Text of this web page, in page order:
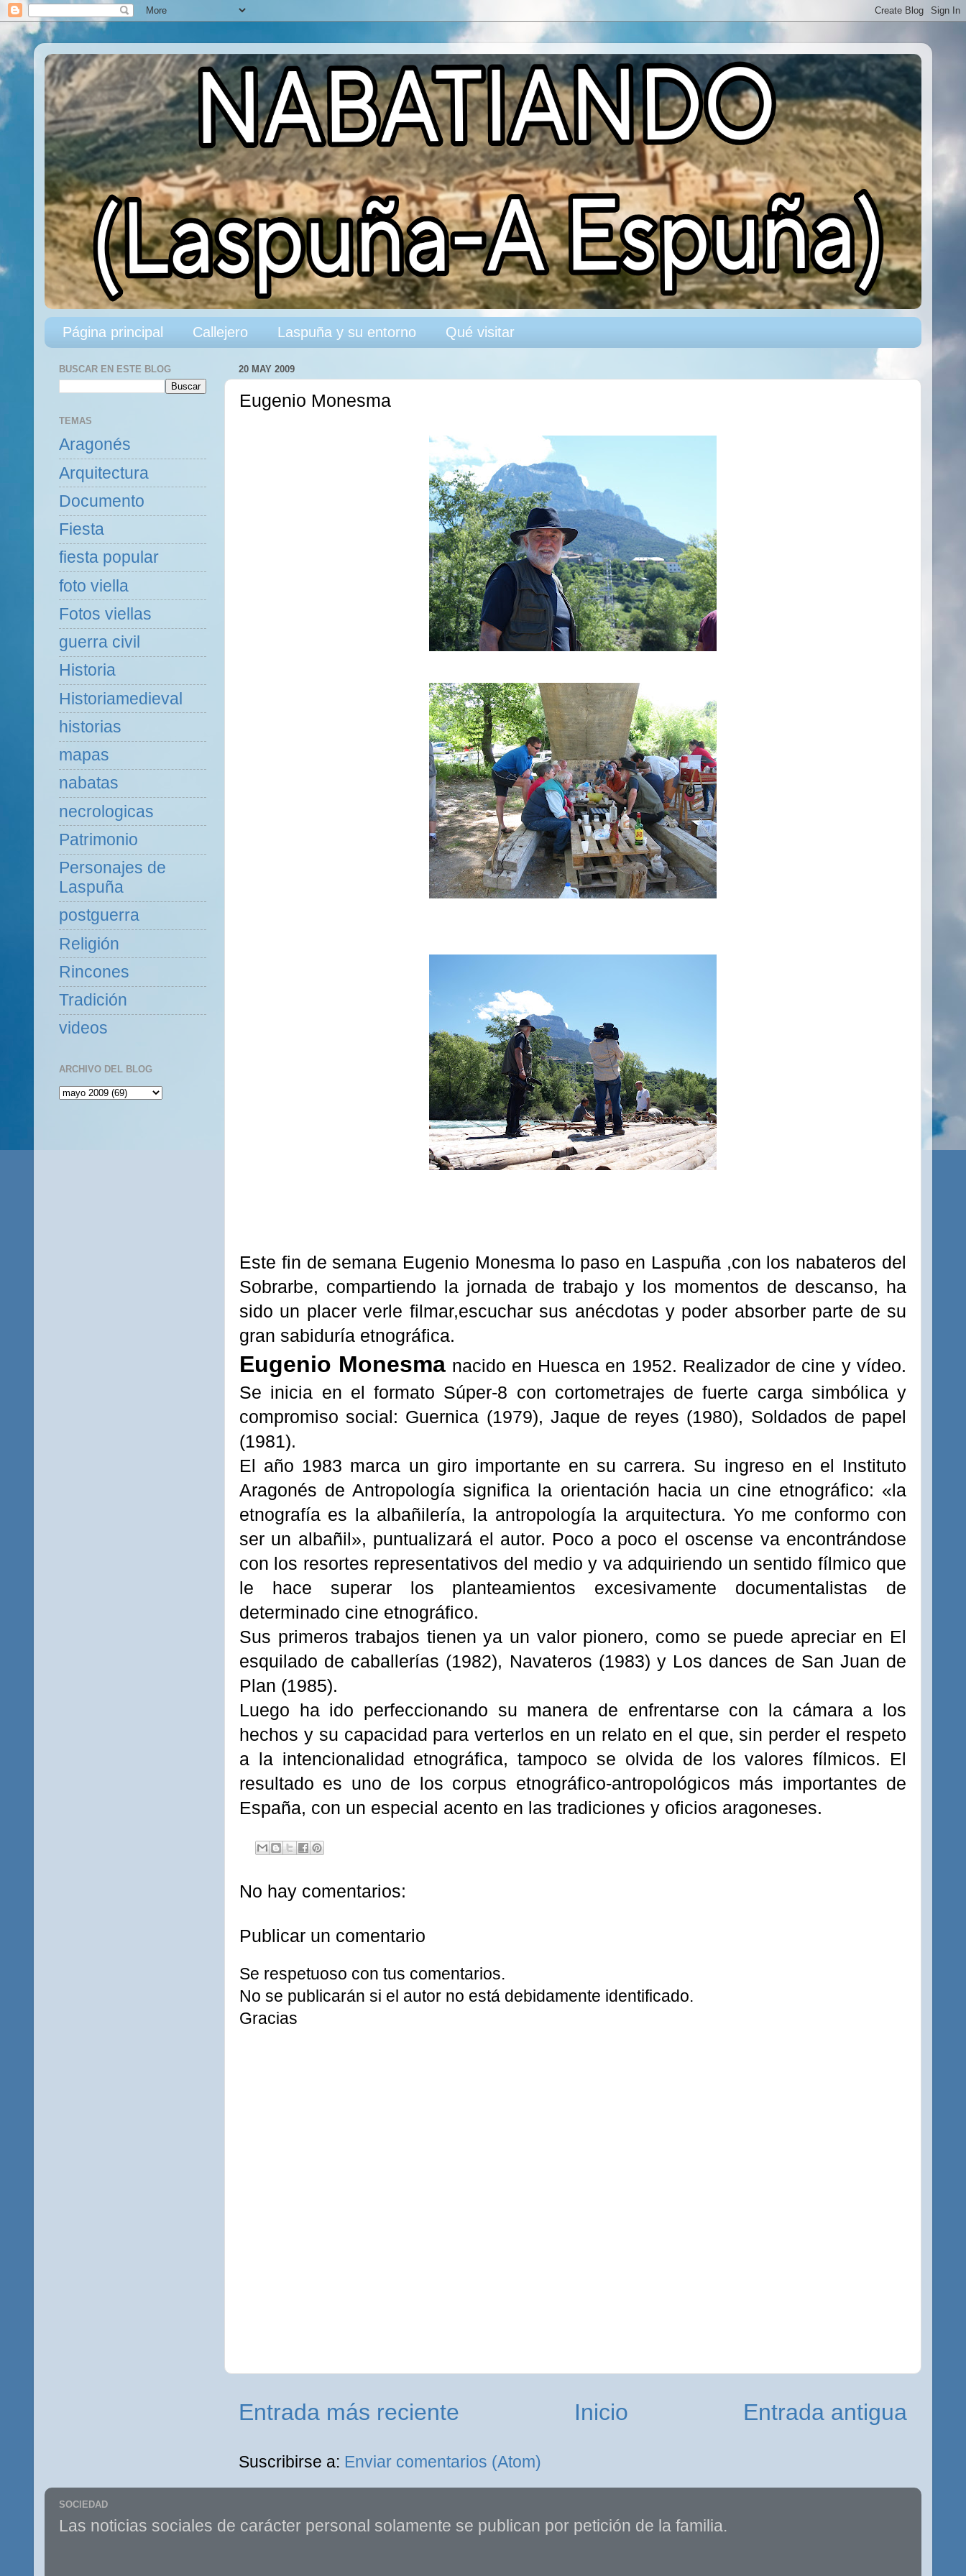
Página principal Callejero Laspuña y su entorno Qué visitar
20 MAY 2009
Eugenio Monesma
Este fin de semana Eugenio Monesmalo paso en Laspuña,con los nabateros del
Sobrarbe, compartiendo la jornada de trabajo y los momentos de descanso, ha
sido un placer verle filmar,escuchar sus anécdotas y poder absorber parte de su
gran sabiduría etnográfica.
Eugenio Monesma nacido en Huesca en 1952. Realizador de cine y vídeo.
Se inicia en el formato Súper-8 con cortometrajes de fuerte carga simbólica y
compromiso social: Guernica (1979), Jaque de reyes (1980), Soldados de papel
(1981).
El año 1983 marca un giro importante en su carrera. Su ingreso en el Instituto
Aragonés de Antropología significa la orientación hacia un cine etnográfico: «la
etnografía es la albañilería, la antropología la arquitectura. Yo me conformo con
ser un albañil», puntualizará el autor. Poco a poco el oscense va encontrándose
con los resortes representativos del medio y va adquiriendo un sentido fílmico que
le hace superar los planteamientos excesivamente documentalistas de
determinado cine etnográfico.
Sus primeros trabajos tienen ya un valor pionero, como se puede apreciar en El
esquilado de caballerías (1982), Navateros (1983) y Los dances de San Juan de
Plan (1985).
Luego ha ido perfeccionando su manera de enfrentarse con la cámara a los
hechos y su capacidad para verterlos en un relato en el que, sin perder el respeto
a la intencionalidad etnográfica, tampoco se olvida de los valoresfílmicos. El
resultado es uno de los corpus etnográfico-antropológicos más importantes de
España, con un especial acento en las tradiciones y oficios aragoneses.
No hay comentarios:
Publicar un comentario
Se respetuoso con tus comentarios.
No se publicarán si el autor no está debidamente identificado.
Gracias
Entrada más reciente Entrada antigua
Inicio
Suscribirse a: Enviar comentarios (Atom)
BUSCAR EN ESTE BLOG
TEMAS
Aragonés
Arquitectura
Documento
Fiesta
fiesta popular
foto viella
Fotos viellas
guerra civil
Historia
Historiamedieval
historias
mapas
nabatas
necrologicas
Patrimonio
Personajes de
Laspuña
postguerra
Religión
Rincones
Tradición
videos
ARCHIVO DEL BLOG
SOCIEDAD
Las noticias sociales de carácter personal solamente se publican por petición de la familia.